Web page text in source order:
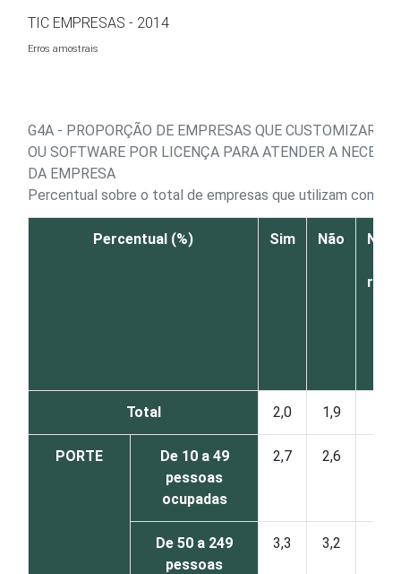
TIC EMPRESAS - 2014
Erros amostrais
G4A - PROPORÇÃO DE EMPRESAS QUE
OU SOFTWARE POR LICENÇA PARA ATENDER A
DA EMPRESA
Percentual sobre o total de empresas que utilizam
Percentual (%) Sim Não
Não
Total 2,0 1,9
PORTE
De 10 a 49
pessoas
ocupadas
2,7 2,6
De 50 a 249
pessoas
3,3 3,2